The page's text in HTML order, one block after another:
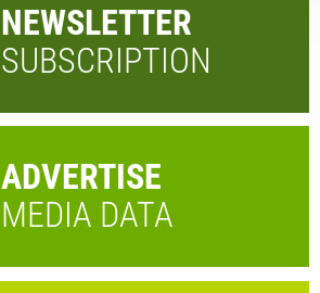
NEWSLETTER
SUBSCRIPTION
ADVERTISE
MEDIA DATA